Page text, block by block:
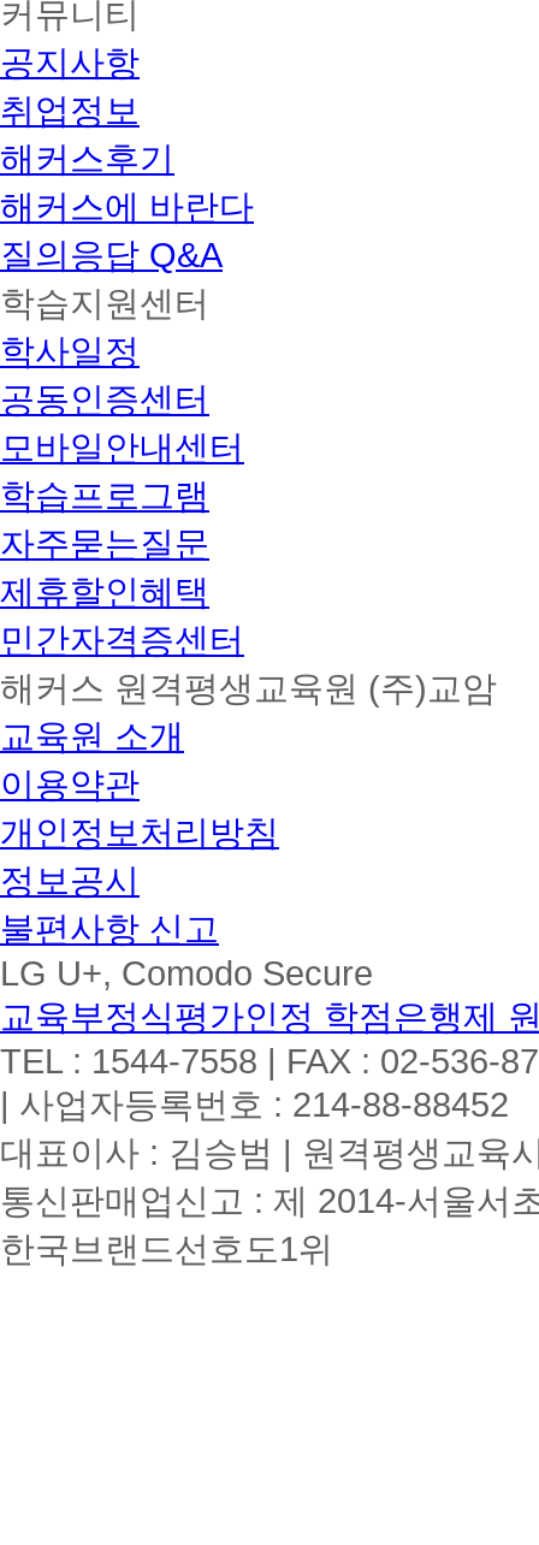
커뮤니티
공지사항
취업정보
해커스후기
해커스에 바란다
질의응답 Q&A
학습지원센터
학사일정
공동인증센터
모바일안내센터
학습프로그램
자주묻는질문
제휴할인혜택
민간자격증센터
해커스 원격평생교육원 (주)교암
교육원 소개
이용약관
개인정보처리방침
정보공시
불편사항 신고
LG U+, Comodo Secure
교육부정식평가인정 학점은행제
TEL : 1544-7558 | FAX : 02-536-
| 사업자등록번호 : 214-88-88452
대표이사 : 김승범 | 원격평생교육
통신판매업신고 : 제 2014-서울서
한국브랜드선호도1위